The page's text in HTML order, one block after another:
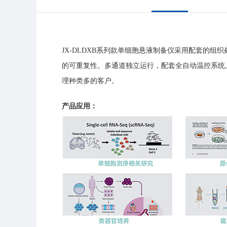
JX-DLDXB系列款单细胞悬液制备仪采用配套的组
的可重复性。多通道独立运行，配套全自动温控系
理种类多的客户。
产品应用：